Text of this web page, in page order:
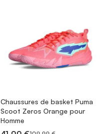
Chaussures de basket Puma
Scoot Zeros Orange pour
Homme